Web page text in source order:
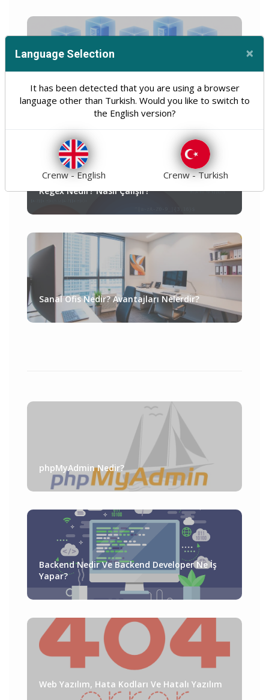
VMware ESXi Nedir? ESX Farkı, Avantajları ve
Dezavantajları
Regex Nedir? Nasıl Çalışır?
Sanal Ofis Nedir? Avantajları Nelerdir?
phpMyAdmin Nedir?
Backend Nedir Ve Backend Developer Ne İş
Yapar?
Web Yazılım, Hata Kodları Ve Hatalı Yazılım
Language Selection ×
It has been detected that you are using a browser
language other than Turkish. Would you like to switch to
the English version?
Crenw - English Crenw - Turkish